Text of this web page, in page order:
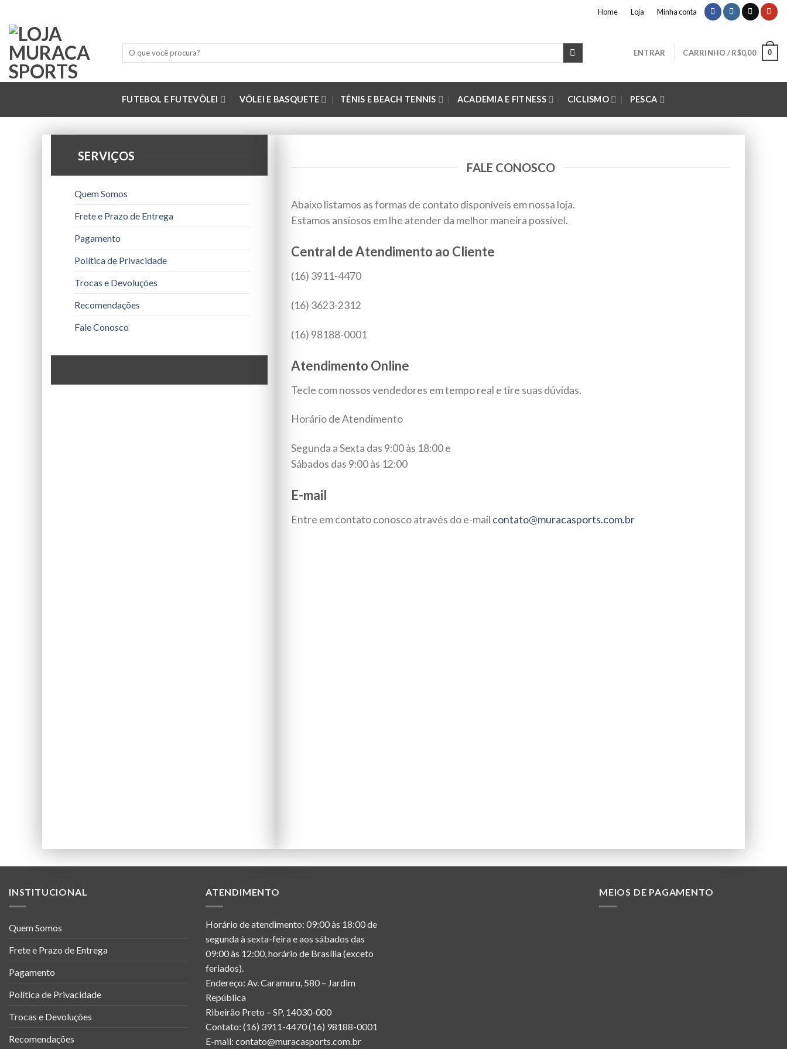
content
Home Loja Minha conta
Pesquisar
ENTRAR CARRINHO /R$0,00 0
FUTEBOL E FUTEVÔLEI VÔLEI E BASQUETE TÊNIS E BEACH TENNIS ACADEMIA E FITNESS CICLISMO PESCA
SERVIÇOS
Quem Somos
Frete e Prazo de Entrega
Pagamento
Política de Privacidade
Trocas e Devoluções
Recomendações
Fale Conosco
FALE CONOSCO
Abaixo listamos as formas de contato disponíveis em nossa loja.
Estamos ansiosos em lhe atender da melhor maneira possível.
Central de Atendimento ao Cliente
(16) 3911-4470
(16) 3623-2312
(16) 98188-0001
Atendimento Online
Tecle com nossos vendedores em tempo real e tire suas dúvidas.
Horário de Atendimento
Segunda a Sexta das 9:00 às 18:00 e
Sábados das 9:00 às 12:00
E-mail
Entre em contato conosco através do e-mail contato@muracasports.com.br
INSTITUCIONAL
Quem Somos
Frete e Prazo de Entrega
Pagamento
Política de Privacidade
Trocas e Devoluções
Recomendações
ATENDIMENTO
Horário de atendimento: 09:00 às 18:00 de
segunda à sexta-feira e aos sábados das
09:00 às 12:00, horário de Brasília (exceto
feriados).
Endereço: Av. Caramuru, 580 – Jardim
República
Ribeirão Preto – SP, 14030-000
Contato: (16) 3911-4470 (16) 98188-0001
E-mail: contato@muracasports.com.br
MEIOS DE PAGAMENTO